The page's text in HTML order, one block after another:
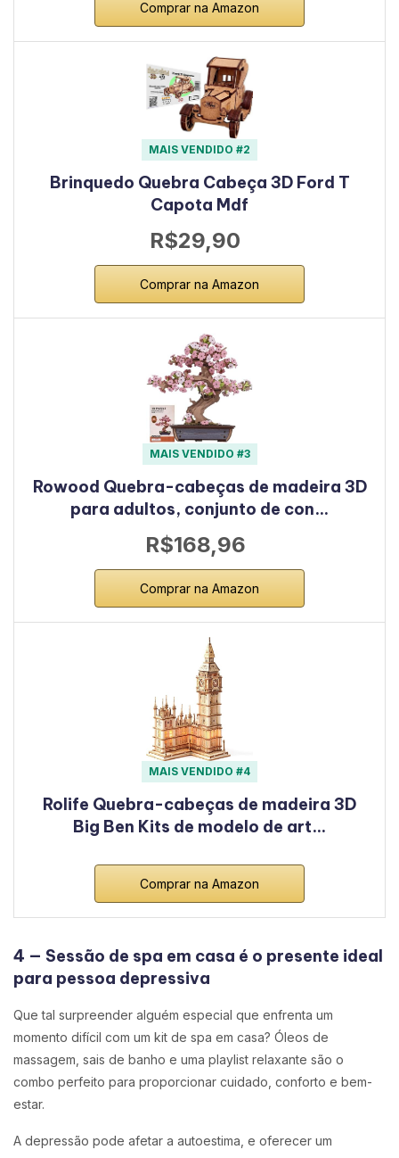
Comprar na Amazon
MAIS VENDIDO #2
Brinquedo Quebra Cabeça 3D Ford T
Capota Mdf
R$29,90
Comprar na Amazon
MAIS VENDIDO #3
Rowood Quebra-cabeças de madeira 3D
para adultos, conjunto de con…
R$168,96
Comprar na Amazon
MAIS VENDIDO #4
Rolife Quebra-cabeças de madeira 3D
Big Ben Kits de modelo de art…
Comprar na Amazon
4 — Sessão de spa em casa é o presente ideal
para pessoa depressiva
Que tal surpreender alguém especial que enfrenta um
momento difícil com um kit de spa em casa? Óleos de
massagem, sais de banho e uma playlist relaxante são o
combo perfeito para proporcionar cuidado, conforto e bem-
estar.
A depressão pode afetar a autoestima, e oferecer um